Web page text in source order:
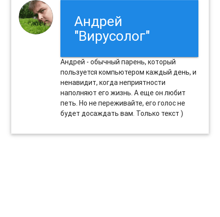
Андрей
"Вирусолог"
Андрей - обычный парень, который
пользуется компьютером каждый день, и
ненавидит, когда неприятности
наполняют его жизнь. А еще он любит
петь. Но не переживайте, его голос не
будет досаждать вам. Только текст )